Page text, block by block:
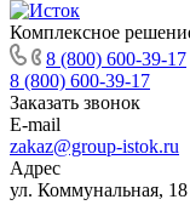
Комплексное
8 (800) 600-39-17
8 (800) 600-39-17
Заказать звонок
E-mail
zakaz@group-istok.ru
Адрес
ул. Коммунальная, 18